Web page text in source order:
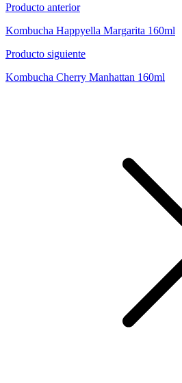
Producto anterior
Kombucha Happyella Margarita 160ml
Producto siguiente
Kombucha Cherry Manhattan 160ml